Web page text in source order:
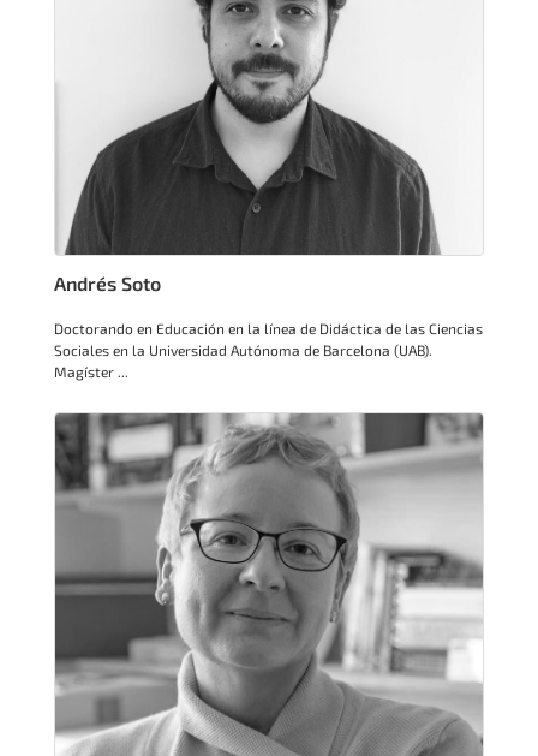
Andrés Soto
Doctorando en Educación en la línea de Didáctica de las Ciencias
Sociales en la Universidad Autónoma de Barcelona (UAB).
Magíster ...